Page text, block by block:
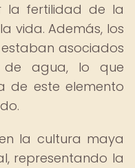
la fertilidad de la
vida. Además, los
asociados
de agua, lo que
de este elemento
la cultura maya
representando la